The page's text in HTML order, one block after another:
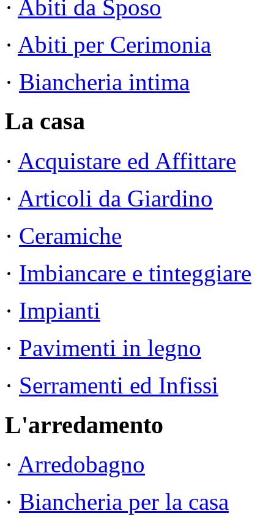
· Abiti da Sposo
· Abiti per Cerimonia
· Biancheria intima
La casa
· Acquistare ed Affittare
· Articoli da Giardino
· Ceramiche
· Imbiancare e tinteggiare
· Impianti
· Pavimenti in legno
· Serramenti ed Infissi
L'arredamento
· Arredobagno
· Biancheria per la casa